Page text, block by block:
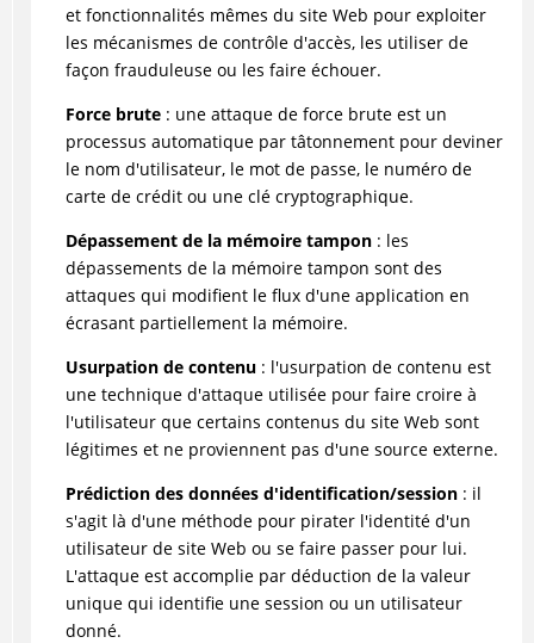
et fonctionnalités mêmes du site Web pour exploiter
les mécanismes de contrôle d'accès, les utiliser de
façon frauduleuse ou les faire échouer.
Force brute: une attaque de force brute est un
processus automatique par tâtonnement pour deviner
le nom d'utilisateur, le mot de passe, le numéro de
carte de crédit ou une clé cryptographique.
Dépassement de la mémoire tampon: les
dépassements de la mémoire tampon sont des
attaques qui modifient le flux d'une application en
écrasant partiellement la mémoire.
Usurpation de contenu: l'usurpation de contenu est
une technique d'attaque utilisée pour faire croire à
l'utilisateur que certains contenus du site Web sont
légitimes et ne proviennent pas d'une source externe.
Prédiction des données d'identification/session: il
s'agit là d'une méthode pour pirater l'identité d'un
utilisateur de site Web ou se faire passer pour lui.
L'attaque est accomplie par déduction de la valeur
unique qui identifie une session ou un utilisateur
donné.